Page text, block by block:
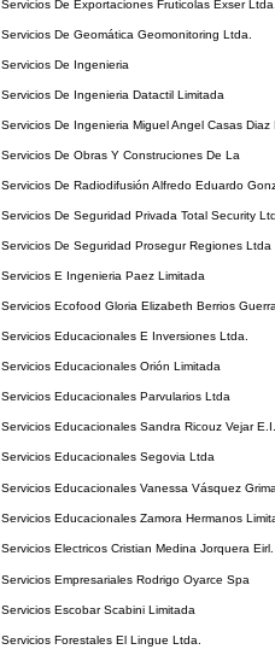
Servicios De Exportaciones Fruticolas Exser
Servicios De Geomática Geomonitoring Ltda.
Servicios De Ingenieria
Servicios De Ingenieria Datactil Limitada
Servicios De Ingenieria Miguel Angel Casas Diaz
Servicios De Obras Y Construciones De La
Servicios De Radiodifusión Alfredo Eduardo
Servicios De Seguridad Privada Total Security
Servicios De Seguridad Prosegur Regiones Ltda
Servicios E Ingenieria Paez Limitada
Servicios Ecofood Gloria Elizabeth Berrios
Servicios Educacionales E Inversiones Ltda.
Servicios Educacionales Orión Limitada
Servicios Educacionales Parvularios Ltda
Servicios Educacionales Sandra Ricouz Vejar
Servicios Educacionales Segovia Ltda
Servicios Educacionales Vanessa Vásquez
Servicios Educacionales Zamora Hermanos
Servicios Electricos Cristian Medina Jorquera Eirl.
Servicios Empresariales Rodrigo Oyarce Spa
Servicios Escobar Scabini Limitada
Servicios Forestales El Lingue Ltda.